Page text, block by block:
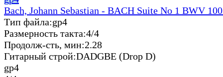
Bach, Johann Sebastian - BACH Suite No 1 BWV
Тип файла:gp4
Размерность такта:4/4
Продолж-сть, мин:2.28
Гитарный строй:DADGBE (Drop D)
gp4